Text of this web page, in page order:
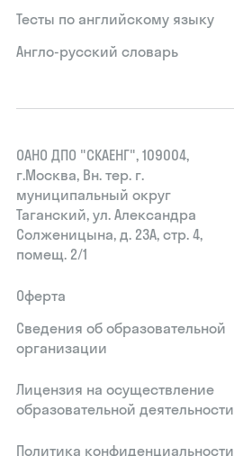
Тесты по английскому языку
Англо-русский словарь
ОАНО ДПО "СКАЕНГ", 109004,
г.Москва, Вн. тер. г.
муниципальный округ
Таганский, ул. Александра
Солженицына, д. 23А, стр. 4,
помещ. 2/1
Оферта
Сведения об образовательной
организации
Лицензия на осуществление
образовательной деятельности
Политика конфиденциальности